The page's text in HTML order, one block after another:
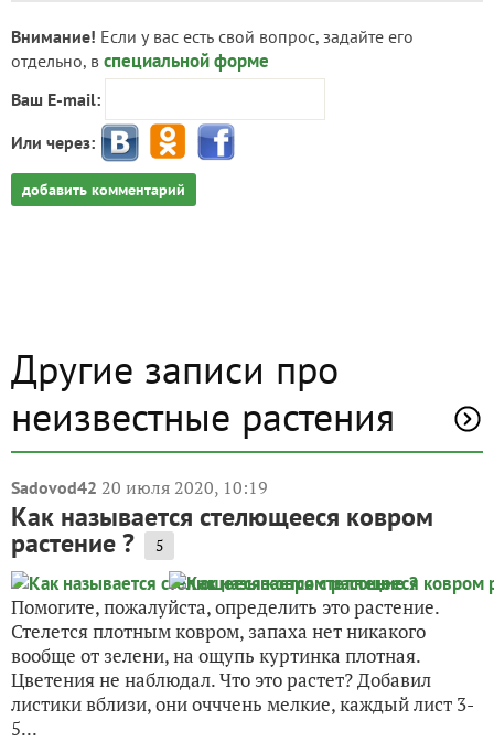
Внимание! Если у вас есть свой вопрос, задайте его
отдельно, в специальной форме
Ваш E-mail:
Или через:
добавить комментарий
Другие записи про
неизвестные растения
Sadovod42 20 июля 2020, 10:19
Как называется стелющееся ковром
растение ? 5
Помогите, пожалуйста, определить это растение.
Стелется плотным ковром, запаха нет никакого
вообще от зелени, на ощупь куртинка плотная.
Цветения не наблюдал. Что это растет? Добавил
листики вблизи, они очччень мелкие, каждый лист 3-
5...